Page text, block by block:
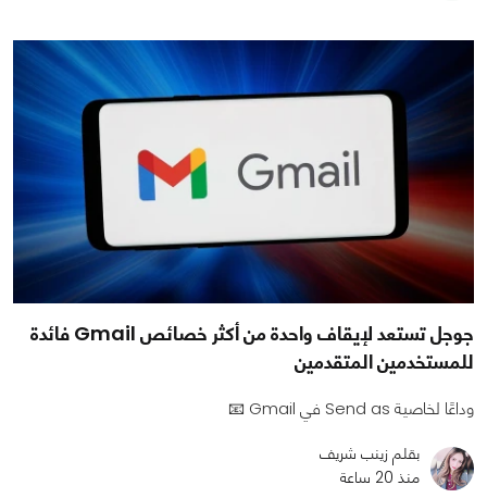
جوجل تستعد لإيقاف واحدة من أكثر خصائص Gmail فائدة
للمستخدمين المتقدمين
وداعًا لخاصية Send as في Gmail 📧
بقلم زينب شريف
منذ 20 ساعة